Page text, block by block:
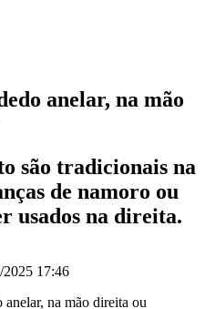
anelar, na mão
são tradicionais na
de namoro ou
usados na direita.
2025 17:46